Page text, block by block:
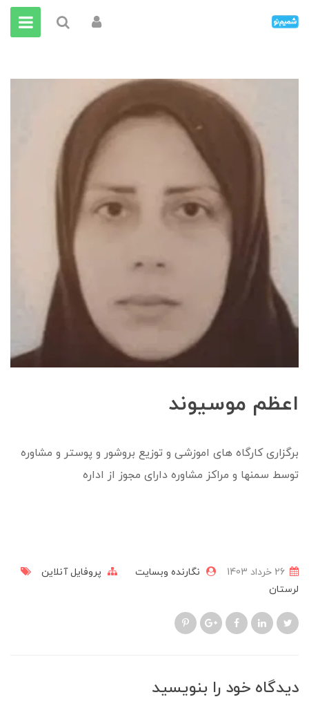
اعظم موسیوند
برگزاری کارگاه های اموزشی و توزیع بروشور و پوستر و مشاوره
توسط سمنها و مراکز مشاوره دارای مجوز از اداره
نگارنده وبسایت
پروفایل آنلاین
لرستان
دیدگاه خود را بنویسید